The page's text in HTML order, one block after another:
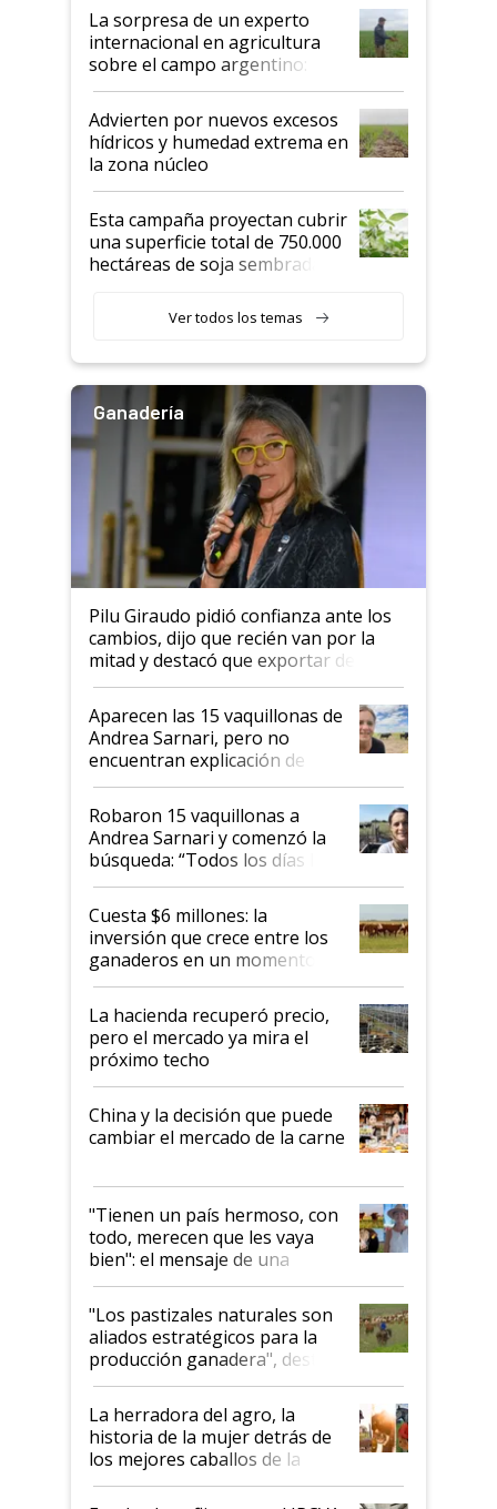
La sorpresa de un experto
internacional en agricultura
sobre el campo argentino:
"Estoy muy impresionado"
Advierten por nuevos excesos
hídricos y humedad extrema en
la zona núcleo
Esta campaña proyectan cubrir
una superficie total de 750.000
hectáreas de soja sembradas
variedades que marcan un
salto tecnológico en genética y
Ver todos los temas
Ganadería
Pilu Giraudo pidió confianza ante los
cambios, dijo que recién van por la
mitad y destacó que exportar dejó de
ser "para unos pocos": "Tenemos un
mandato muy claro del gobierno
nacional"
Aparecen las 15 vaquillonas de
Andrea Sarnari, pero no
encuentran explicación de
cómo llegaron allí
Robaron 15 vaquillonas a
Andrea Sarnari y comenzó la
búsqueda: “Todos los días le
toca a algún productor”
Cuesta $6 millones: la
inversión que crece entre los
ganaderos en un momento
histórico para la actividad
La hacienda recuperó precio,
pero el mercado ya mira el
próximo techo
China y la decisión que puede
cambiar el mercado de la carne
"Tienen un país hermoso, con
todo, merecen que les vaya
bien": el mensaje de una
ganadera uruguaya sobre las
oportunidades que se abren
para el agro en Argentina, con
foco en la carne
"Los pastizales naturales son
aliados estratégicos para la
producción ganadera", destaca
la iniciativa que ya reúne a 46
establecimientos en Argentina
La herradora del agro, la
historia de la mujer detrás de
los mejores caballos de la
Argentina y los mitos que
todavía hacen sufrir a estos